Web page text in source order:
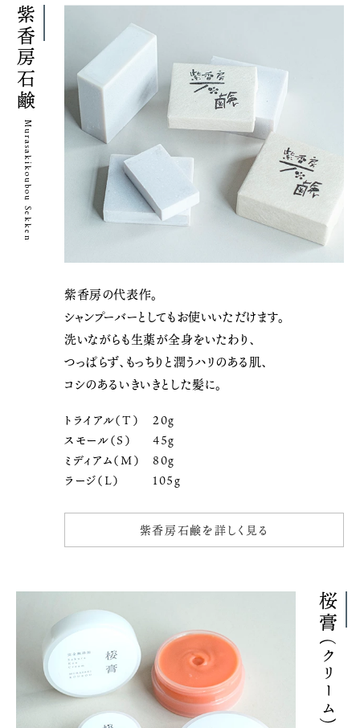
紫香房石鹸
Murasakikoubou Sekken
紫香房の代表作。
シャンプーバーとしてもお使いいただけます。
洗いながらも生薬が全身をいたわり、
つっぱらず、もっちりと潤うハリのある肌、
コシのあるいきいきとした髪に。
トライアル（T）
20g
スモール（S）
45g
ミディアム（M）
80g
ラージ（L）
105g
紫香房石鹸を詳しく見る
桜膏
(クリーム)